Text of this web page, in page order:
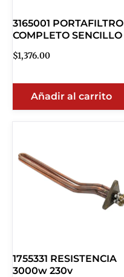
3165001 PORTAFILTRO
COMPLETO SENCILLO
$1,376.00
Añadir al carrito
1755331 RESISTENCIA
3000w 230v